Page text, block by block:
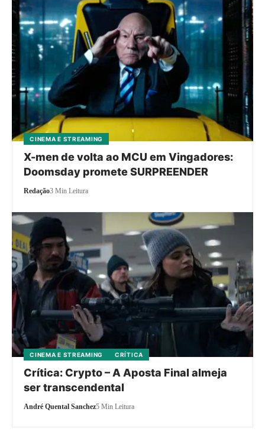
CINEMA E STREAMING
X-men de volta ao MCU em Vingadores:
Doomsday promete SURPREENDER
Redação3 Min Leitura
CINEMA E STREAMING CRÍTICA
Crítica: Crypto – A Aposta Final almeja
ser transcendental
André Quental Sanchez5 Min Leitura